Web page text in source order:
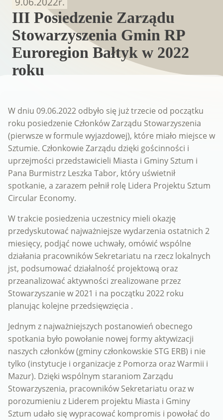
III Posiedzenie Zarządu
Stowarzyszenia Gmin RP
Euroregion Bałtyk w 2022
roku
W dniu 09.06.2022 odbyło się już trzecie od początku
roku posiedzenie Członków Zarządu Stowarzyszenia
(pierwsze w formule wyjazdowej), które miało miejsce w
Sztumie. Członkowie Zarządu dzięki gościnności i
uprzejmości przedstawicieli Miasta i Gminy Sztum i
Pana Burmistrz Leszka Tabor, który uświetnił
spotkanie, a zarazem pełnił rolę Lidera Projektu Sztum
Circular Economy.
W trakcie posiedzenia uczestnicy mieli okazję
przedyskutować najważniejsze wydarzenia ostatnich 2
miesięcy, podjąć nowe uchwały, omówić wspólne
działania pracowników Sekretariatu na rzecz lokalnych
jst, podsumować działalność projektową oraz
przeanalizować aktywności zrealizowane przez
Stowarzyszanie w 2021 i na początku 2022 roku
planując kolejne przedsięwzięcia .
Jednym z najważniejszych postanowień obecnego
spotkania było powołanie nowej formy aktywizacji
naszych członków (gminy członkowskie STG ERB) i nie
tylko (instytucje i organizacje z Pomorza oraz Warmii i
Mazur). Dzięki wspólnym staraniom Zarządu
Stowarzyszenia, pracowników Sekretariatu oraz w
porozumieniu z Liderem projektu Miasta i Gminy
Sztum udało się wypracować kompromis i powołać do